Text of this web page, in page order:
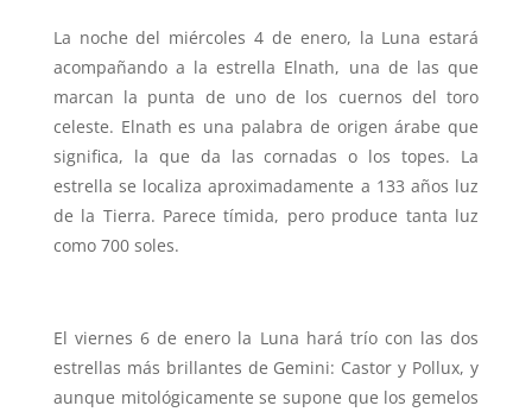
La noche del miércoles 4 de enero, la Luna estará
acompañando a la estrella Elnath, una de las que
marcan la punta de uno de los cuernos del toro
celeste. Elnath es una palabra de origen árabe que
significa, la que da las cornadas o los topes. La
estrella se localiza aproximadamente a 133 años luz
de la Tierra. Parece tímida, pero produce tanta luz
como 700 soles.
El viernes 6 de enero la Luna hará trío con las dos
estrellas más brillantes de Gemini: Castor y Pollux, y
aunque mitológicamente se supone que los gemelos